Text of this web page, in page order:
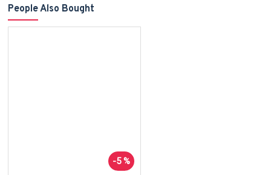
People Also Bought
-5 %